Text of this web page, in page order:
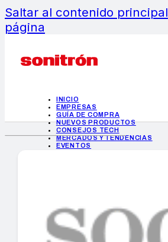
Saltar al contenido principal
página
INICIO
EMPRESAS
GUÍA DE COMPRA
NUEVOS PRODUCTOS
CONSEJOS TECH
MERCADOS Y TENDENCIAS
EVENTOS
INICIO